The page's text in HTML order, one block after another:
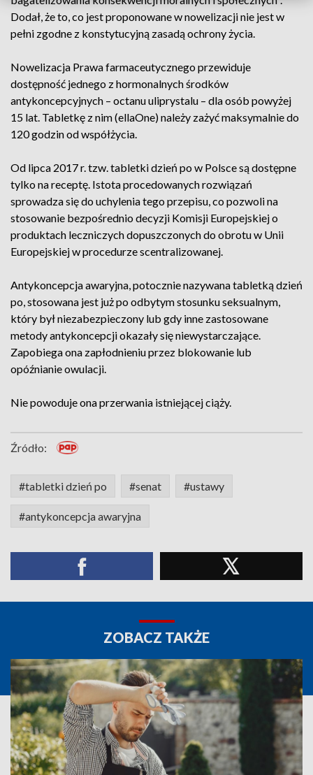
Dodał, że to, co jest proponowane w nowelizacji nie jest w
pełni zgodne z konstytucyjną zasadą ochrony życia.
Nowelizacja Prawa farmaceutycznego przewiduje
dostępność jednego z hormonalnych środków
antykoncepcyjnych – octanu uliprystalu – dla osób powyżej
15 lat. Tabletkę z nim (ellaOne) należy zażyć maksymalnie do
120 godzin od współżycia.
Od lipca 2017 r. tzw. tabletki dzień po w Polsce są dostępne
tylko na receptę. Istota procedowanych rozwiązań
sprowadza się do uchylenia tego przepisu, co pozwoli na
stosowanie bezpośrednio decyzji Komisji Europejskiej o
produktach leczniczych dopuszczonych do obrotu w Unii
Europejskiej w procedurze scentralizowanej.
Antykoncepcja awaryjna, potocznie nazywana tabletką dzień
po, stosowana jest już po odbytym stosunku seksualnym,
który był niezabezpieczony lub gdy inne zastosowane
metody antykoncepcji okazały się niewystarczające.
Zapobiega ona zapłodnieniu przez blokowanie lub
opóźnianie owulacji.
Nie powoduje ona przerwania istniejącej ciąży.
Źródło:
#tabletki dzień po #senat #ustawy
#antykoncepcja awaryjna
ZOBACZ TAKŻE